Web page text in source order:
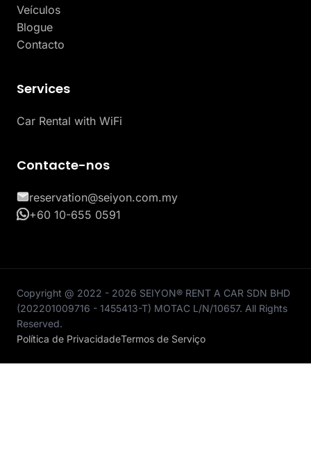
Services
Car Rental with WiFi
Veículos
Blogue
Contacto
Contacte-nos
reservation@seiyon.com.my
+60 10-655 0591
Copyright @ 2022 - 2026 SEIYON® RENT A CAR SDN BHD
(202201009716 - 1455413-T) MOTAC L/N/10657. All Rights
Reserved.
Política de PrivacidadeTermos de Serviço